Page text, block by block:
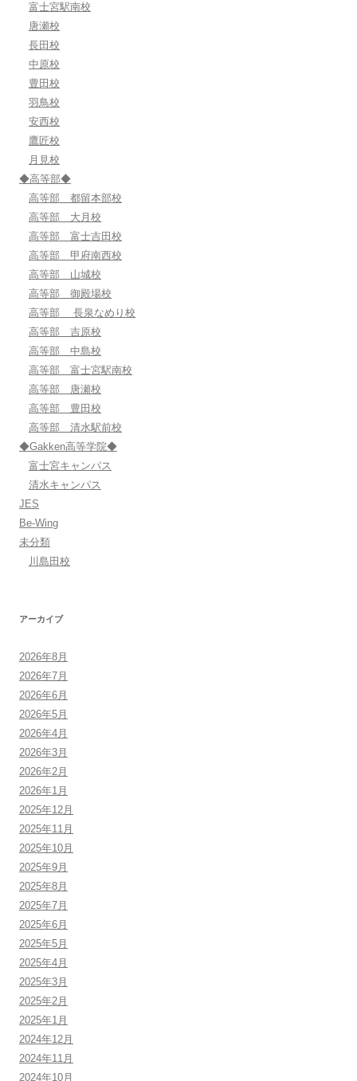
富士宮駅南校
唐瀬校
長田校
中原校
豊田校
羽鳥校
安西校
鷹匠校
月見校
◆高等部◆
高等部 都留本部校
高等部 大月校
高等部 富士吉田校
高等部 甲府南西校
高等部 山城校
高等部 御殿場校
高等部 長泉なめり校
高等部 吉原校
高等部 中島校
高等部 富士宮駅南校
高等部 唐瀬校
高等部 豊田校
高等部 清水駅前校
◆Gakken高等学院◆
富士宮キャンパス
清水キャンパス
JES
Be-Wing
未分類
川島田校
アーカイブ
2026年8月
2026年7月
2026年6月
2026年5月
2026年4月
2026年3月
2026年2月
2026年1月
2025年12月
2025年11月
2025年10月
2025年9月
2025年8月
2025年7月
2025年6月
2025年5月
2025年4月
2025年3月
2025年2月
2025年1月
2024年12月
2024年11月
2024年10月